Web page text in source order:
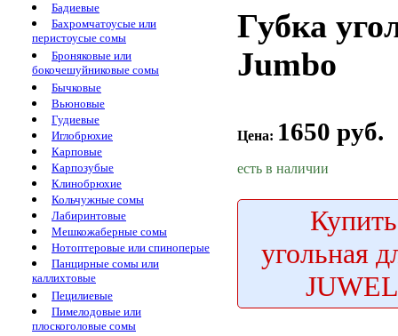
Бадиевые
Бахромчатоусые или
перистоусые сомы
Броняковые или
бокочешуйниковые сомы
Бычковые
Вьюновые
Гудиевые
Иглобрюхие
Карповые
Карпозубые
Клинобрюхие
Кольчужные сомы
Лабиринтовые
Мешкожаберные сомы
Нотоптеровые или спиноперые
Панцирные сомы или
каллихтовые
Пецилиевые
Пимелодовые или
плоскоголовые сомы
Губка
Jumbo
Цена: 1650 руб.
есть в наличии
Купить
угольная